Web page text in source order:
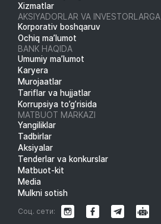
Xizmatlar
AKSIYADORLAR VA INVESTORLARGA
Korporativ boshqaruv
Ochiq ma’lumot
BANK HAQIDA
Umumiy ma’lumot
Karyera
Murojaatlar
Tariflar va hujjatlar
Korrupsiya to’g’risida
MATBUOT MARKAZI
Yangiliklar
Tadbirlar
Aksiyalar
Tenderlar va konkurslar
Matbuot-kit
Media
Mulkni sotish
Соц. сети: